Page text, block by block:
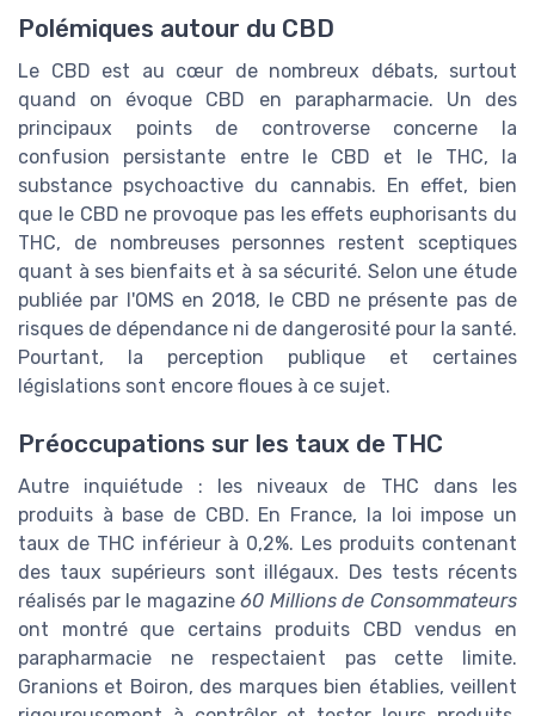
Polémiques autour du CBD
Le CBD est au cœur de nombreux débats, surtout
quand on évoque CBD en parapharmacie. Un des
principaux points de controverse concerne la
confusion persistante entre le CBD et le THC, la
substance psychoactive du cannabis. En effet, bien
que le CBD ne provoque pas les effets euphorisants du
THC, de nombreuses personnes restent sceptiques
quant à ses bienfaits et à sa sécurité. Selon une étude
publiée par l'OMS en 2018, le CBD ne présente pas de
risques de dépendance ni de dangerosité pour la santé.
Pourtant, la perception publique et certaines
législations sont encore floues à ce sujet.
Préoccupations sur les taux de THC
Autre inquiétude : les niveaux de THC dans les
produits à base de CBD. En France, la loi impose un
taux de THC inférieur à 0,2%. Les produits contenant
des taux supérieurs sont illégaux. Des tests récents
réalisés par le magazine60 Millions de Consommateurs
ont montré que certains produits CBD vendus en
parapharmacie ne respectaient pas cette limite.
Granions et Boiron, des marques bien établies, veillent